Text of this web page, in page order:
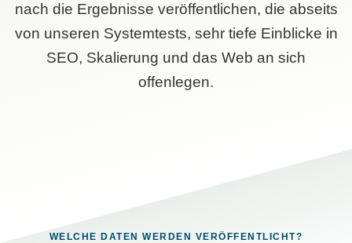
nach die Ergebnisse veröffentlichen, die abseits
von unseren Systemtests, sehr tiefe Einblicke in
SEO, Skalierung und das Web an sich
offenlegen.
WELCHE DATEN WERDEN VERÖFFENTLICHT?